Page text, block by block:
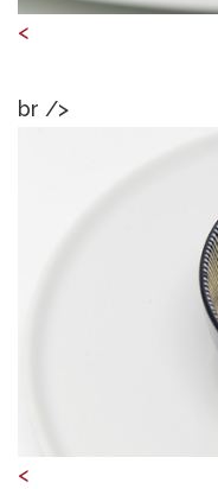
<
br />
<